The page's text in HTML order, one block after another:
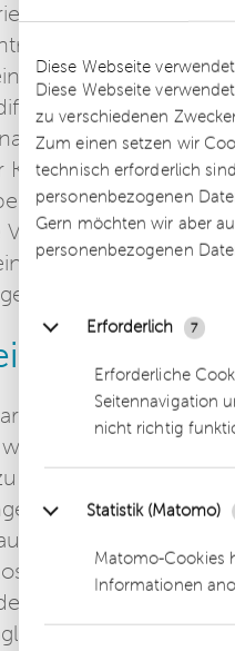
Diese Webseite
Diese Webseite
zu verschiedenen
Zum einen setzen wir
technisch erforderlich
personenbezogenen
Gern möchten wir aber
personenbezogenen
Erforderlich 7
Erforderliche
Seitennavigation
nicht richtig
Statistik (Matomo)
Matomo-Cookies
Informationen
unterschrieb
bekräftigt.
zum
Kläger hatte seit
lehnte unter
Verweisung auf das
Anpassung des
verlor jedoch
gab
verpflichtet,
vergüten. Die
verwiesen –
den BAT und als
zulasten des